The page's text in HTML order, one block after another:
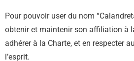
Pour pouvoir user du nom
obtenir et maintenir son affiliation à
adhérer à la Charte, et en respecter
l’esprit.